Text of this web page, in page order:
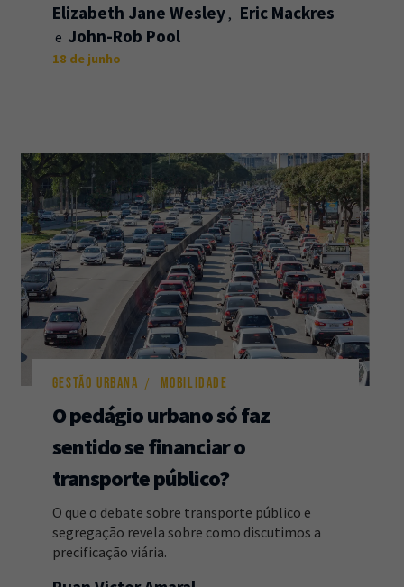
Elizabeth Jane Wesley
Eric Mackres
John-Rob Pool
18 de junho
GESTÃO URBANA MOBILIDADE
O pedágio urbano só faz
sentido se financiar o
transporte público?
O que o debate sobre transporte público e
segregação revela sobre como discutimos a
precificação viária.